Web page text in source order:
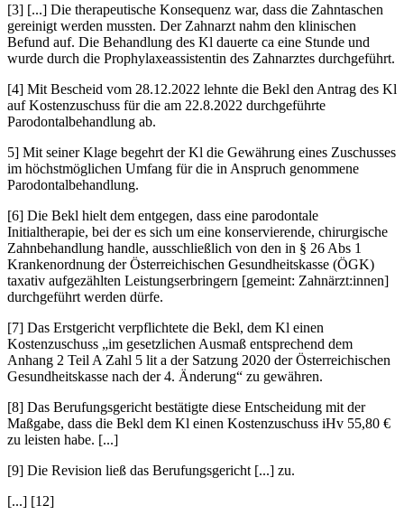
[3] [...] Die therapeutische Konsequenz war, dass die Zahntaschen
gereinigt werden mussten. Der Zahnarzt nahm den klinischen
Befund auf. Die Behandlung des Kl dauerte ca eine Stunde und
wurde durch die Prophylaxeassistentin des Zahnarztes durchgeführt.
[4] Mit Bescheid vom 28.12.2022 lehnte die Bekl den Antrag des Kl
auf Kostenzuschuss für die am 22.8.2022 durchgeführte
Parodontalbehandlung ab.
5] Mit seiner Klage begehrt der Kl die Gewährung eines Zuschusses
im höchstmöglichen Umfang für die in Anspruch genommene
Parodontalbehandlung.
[6] Die Bekl hielt dem entgegen, dass eine parodontale
Initialtherapie, bei der es sich um eine konservierende, chirurgische
Zahnbehandlung handle, ausschließlich von den in § 26 Abs 1
Krankenordnung der Österreichischen Gesundheitskasse (ÖGK)
taxativ aufgezählten Leistungserbringern [gemeint: Zahnärzt:innen]
durchgeführt werden dürfe.
[7] Das Erstgericht verpflichtete die Bekl, dem Kl einen
Kostenzuschuss „im gesetzlichen Ausmaß entsprechend dem
Anhang 2 Teil A Zahl 5 lit a der Satzung 2020 der Österreichischen
Gesundheitskasse nach der 4. Änderung“ zu gewähren.
[8] Das Berufungsgericht bestätigte diese Entscheidung mit der
Maßgabe, dass die Bekl dem Kl einen Kostenzuschuss iHv 55,80 €
zu leisten habe. [...]
[9] Die Revision ließ das Berufungsgericht [...] zu.
[...] [12]